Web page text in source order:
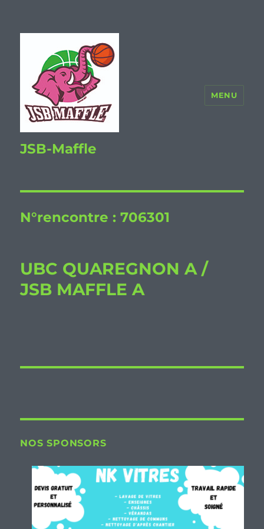
JSB-Maffle
MENU
N°rencontre :706301
UBC QUAREGNON A /
JSB MAFFLE A
NOS SPONSORS